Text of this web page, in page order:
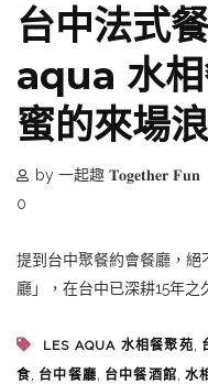
台中法式
aqua 水
蜜的來場
by 一起趣 𝐓𝐨𝐠𝐞𝐭𝐡𝐞𝐫 𝐅𝐮𝐧
0
提到台中聚餐約會餐廳，
廳」，在台中已深耕15年之
LES AQUA 水相餐聚苑
食
台中餐廳 台中餐酒館 ,水